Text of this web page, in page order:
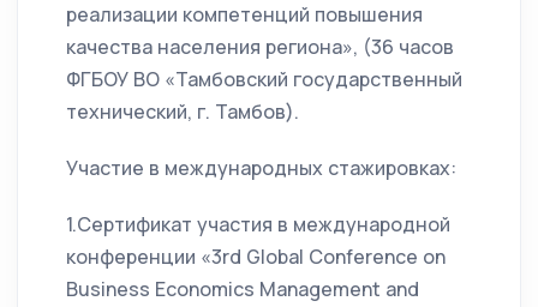
реализации компетенций повышения
качества населения региона», (36 часов
ФГБОУ ВО «Тамбовский государственный
технический, г. Тамбов).
Участие в международных стажировках:
1.Сертификат участия в международной
конференции «3rd Global Conference on
Business Economics Management and